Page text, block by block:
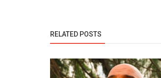
RELATED POSTS